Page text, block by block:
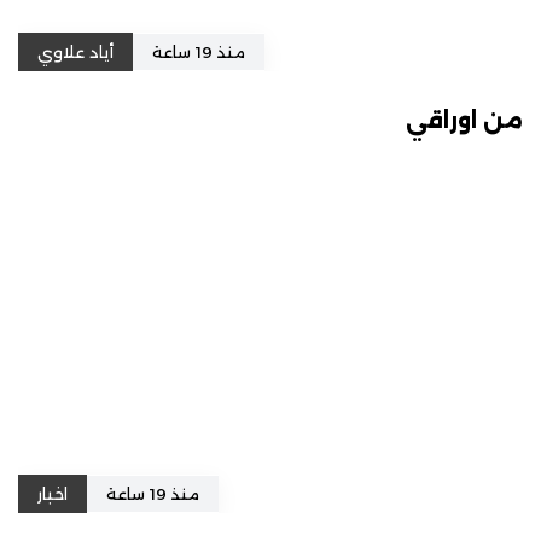
منذ 19 ساعة أياد علاوي
من اوراقي
منذ 19 ساعة اخبار